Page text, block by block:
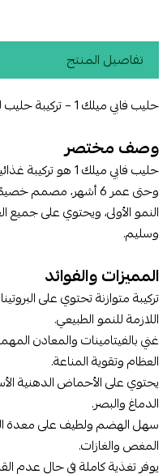
تفاصيل المنتج
حليب فابي ميلك 1 – تركيبة حليب للرضع من الولادة حتى 6 أشهر
وصف مختصر
حليب فابي ميلك 1
وحتى عمر 6 أشهر،
النمو الأولى، ويحتوي على جميع
وسليم.
المميزات والفوائد
تركيبة متوازنة تحتوي على
اللازمة للنمو الطبيعي.
غني بالفيتامينات والمعادن
العظام وتقوية المناعة.
الدماغ والبصر.
سهل الهضم ولطيف على معدة
المغص والغازات.
يوفر تغذية كاملة في حال عدم